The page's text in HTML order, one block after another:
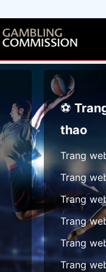
h
C
g
i
á
o
v
à
o
c
n
u
y
ề
n
–
h
ự
h
h
t
ứ
c
Đ
ặ
t
c
ư
ợ
⚽
thao
Trang
Trang
Trang
Trang
Trang
Trang